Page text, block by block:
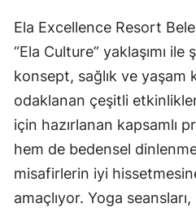
Ela Excellence Resort
“Ela Culture” yaklaşımı
konsept, sağlık ve yaşam
odaklanan çeşitli
için hazırlanan kapsamlı
hem de bedensel
misafirlerin iyi
amaçlıyor. Yoga